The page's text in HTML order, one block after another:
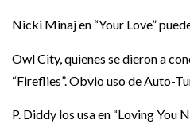
Nicki Minaj en “Your Love”
Owl City, quienes se dieron a
“Fireflies”. Obvio uso de Auto-
P. Diddy los usa en “Loving You